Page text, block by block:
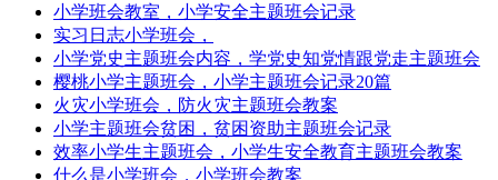
小学班会教室，小学安全主题班会记录
实习日志小学班会，
小学党史主题班会内容，学党史知党情跟党走主题班会
樱桃小学主题班会，小学主题班会记录20篇
火灾小学班会，防火灾主题班会教案
小学主题班会贫困，贫困资助主题班会记录
效率小学生主题班会，小学生安全教育主题班会教案
什么是小学班会，小学班会教案